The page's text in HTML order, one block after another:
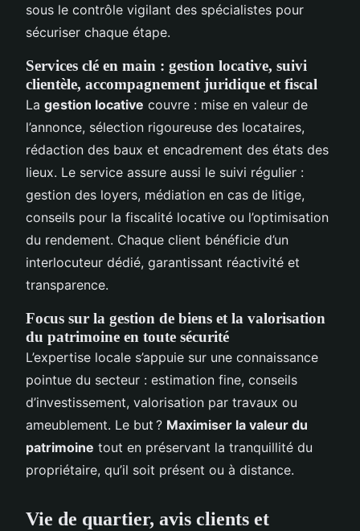
sous le contrôle vigilant des spécialistes pour
sécuriser chaque étape.
Services clé en main : gestion locative, suivi
clientèle, accompagnement juridique et fiscal
La gestion locative couvre : mise en valeur de
l’annonce, sélection rigoureuse des locataires,
rédaction des baux et encadrement des états des
lieux. Le service assure aussi le suivi régulier :
gestion des loyers, médiation en cas de litige,
conseils pour la fiscalité locative ou l’optimisation
du rendement. Chaque client bénéficie d’un
interlocuteur dédié, garantissant réactivité et
transparence.
Focus sur la gestion de biens et la valorisation
du patrimoine en toute sécurité
L’expertise locale s’appuie sur une connaissance
pointue du secteur : estimation fine, conseils
d’investissement, valorisation par travaux ou
ameublement. Le but ? Maximiser la valeur du
patrimoine tout en préservant la tranquillité du
propriétaire, qu’il soit présent ou à distance.
Vie de quartier, avis clients et